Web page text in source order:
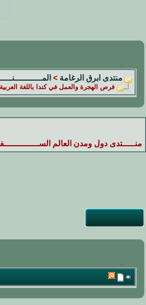
منتدى ابرق الرغامة >
فرص الهجرة والعمل في كندا باللغة العربية https://www.myimmigra.org
منـــــتدى دول ومدن العالم